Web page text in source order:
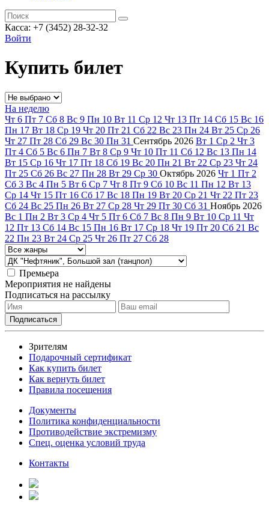
Касса: +7 (3452) 28-32-32
Войти
Купить билет
На неделю
Чт 6 Пт 7 Сб 8 Вс 9 Пн 10 Вт 11 Ср 12 Чт 13 Пт 14 Сб 15 Вс 16
Пн 17 Вт 18 Ср 19 Чт 20 Пт 21 Сб 22 Вс 23 Пн 24 Вт 25 Ср 26
Чт 27 Пт 28 Сб 29 Вс 30 Пн 31 Сентябрь 2026 Вт 1 Ср 2 Чт 3
Пт 4 Сб 5 Вс 6 Пн 7 Вт 8 Ср 9 Чт 10 Пт 11 Сб 12 Вс 13 Пн 14
Вт 15 Ср 16 Чт 17 Пт 18 Сб 19 Вс 20 Пн 21 Вт 22 Ср 23 Чт 24
Пт 25 Сб 26 Вс 27 Пн 28 Вт 29 Ср 30 Октябрь 2026 Чт 1 Пт 2
Сб 3 Вс 4 Пн 5 Вт 6 Ср 7 Чт 8 Пт 9 Сб 10 Вс 11 Пн 12 Вт 13
Ср 14 Чт 15 Пт 16 Сб 17 Вс 18 Пн 19 Вт 20 Ср 21 Чт 22 Пт 23
Сб 24 Вс 25 Пн 26 Вт 27 Ср 28 Чт 29 Пт 30 Сб 31 Ноябрь 2026
Вс 1 Пн 2 Вт 3 Ср 4 Чт 5 Пт 6 Сб 7 Вс 8 Пн 9 Вт 10 Ср 11 Чт
12 Пт 13 Сб 14 Вс 15 Пн 16 Вт 17 Ср 18 Чт 19 Пт 20 Сб 21 Вс
22 Пн 23 Вт 24 Ср 25 Чт 26 Пт 27 Сб 28
Премьера
Мероприятия не найдены
Подписаться на рассылку
Зрителям
Подарочный сертификат
Как купить билет
Как вернуть билет
Правила посещения
Документы
Политика конфиденциальности
Противодействие экстремизму
Спец. оценка условий труда
Контакты